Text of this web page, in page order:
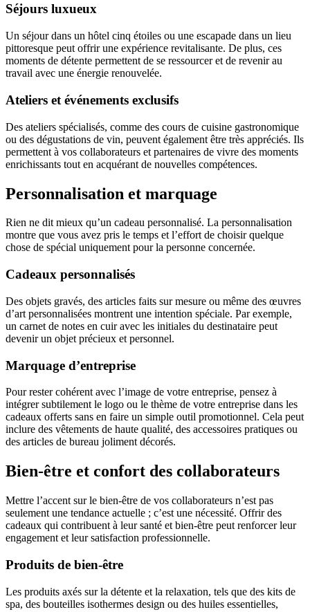
Séjours luxueux
Un séjour dans un hôtel cinq étoiles ou une escapade dans un lieu
pittoresque peut offrir une expérience revitalisante. De plus, ces
moments de détente permettent de se ressourcer et de revenir au
travail avec une énergie renouvelée.
Ateliers et événements exclusifs
Des ateliers spécialisés, comme des cours de cuisine gastronomique
ou des dégustations de vin, peuvent également être très appréciés. Ils
permettent à vos collaborateurs et partenaires de vivre des moments
enrichissants tout en acquérant de nouvelles compétences.
Personnalisation et marquage
Rien ne dit mieux qu’un cadeau personnalisé. La personnalisation
montre que vous avez pris le temps et l’effort de choisir quelque
chose de spécial uniquement pour la personne concernée.
Cadeaux personnalisés
Des objets gravés, des articles faits sur mesure ou même des œuvres
d’art personnalisées montrent une intention spéciale. Par exemple,
un carnet de notes en cuir avec les initiales du destinataire peut
devenir un objet précieux et personnel.
Marquage d’entreprise
Pour rester cohérent avec l’image de votre entreprise, pensez à
intégrer subtilement le logo ou le thème de votre entreprise dans les
cadeaux offerts sans en faire un simple outil promotionnel. Cela peut
inclure des vêtements de haute qualité, des accessoires pratiques ou
des articles de bureau joliment décorés.
Bien-être et confort des collaborateurs
Mettre l’accent sur le bien-être de vos collaborateurs n’est pas
seulement une tendance actuelle ; c’est une nécessité. Offrir des
cadeaux qui contribuent à leur santé et bien-être peut renforcer leur
engagement et leur satisfaction professionnelle.
Produits de bien-être
Les produits axés sur la détente et la relaxation, tels que des kits de
spa, des bouteilles isothermes design ou des huiles essentielles,